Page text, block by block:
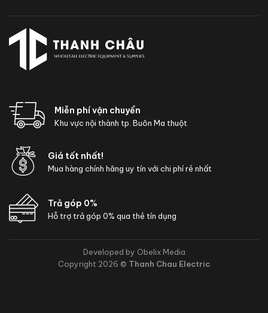
Miễn phí vận chuyển
Khu vực nội thành tp. Buôn Ma thuột
Giá tốt nhất!
Mua hàng chính hãng uy tín với chi phí rẻ nhất
Trả góp 0%
Hỗ trợ trả góp 0% qua thẻ tín dụng
Developed by Obelix Media
Copyright 2026 © Thanh Chau Electric